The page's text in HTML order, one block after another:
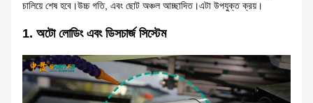
চালিয়ে শেষ হবে।উচ্চ গতি, এবং ছোট অঞ্চল আচ্ছাদিত।এটা উপযুক্ত ক্রয়।
1. অটো লোডিং এবং ডিসচার্জ সিস্টেম